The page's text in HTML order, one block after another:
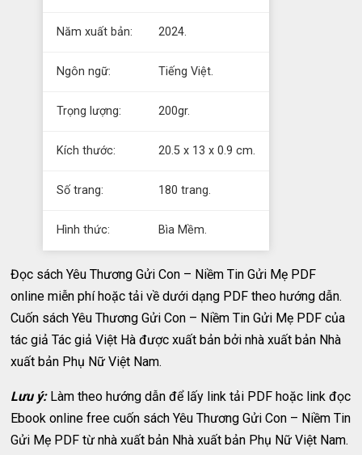
Năm xuất bản: 2024.
Ngôn ngữ: Tiếng Việt.
Trọng lượng: 200gr.
Kích thước: 20.5 x 13 x 0.9 cm.
Số trang: 180 trang.
Hình thức: Bìa Mềm.
Đọc sách Yêu Thương Gửi Con – Niềm Tin Gửi Mẹ PDF
online miễn phí hoặc tải về dưới dạng PDF theo hướng dẫn.
Cuốn sách Yêu Thương Gửi Con – Niềm Tin Gửi Mẹ PDF của
tác giả Tác giả Việt Hà được xuất bản bởi nhà xuất bản Nhà
xuất bản Phụ Nữ Việt Nam.
Lưu ý:Làm theo hướng dẫn để lấy link tải PDF hoặc link đọc
Ebook online free cuốn sách Yêu Thương Gửi Con – Niềm Tin
Gửi Mẹ PDF từ nhà xuất bản Nhà xuất bản Phụ Nữ Việt Nam.